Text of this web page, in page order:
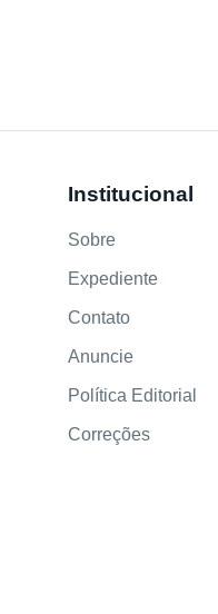
Institucional
Sobre
Expediente
Contato
Anuncie
Política Editorial
Correções